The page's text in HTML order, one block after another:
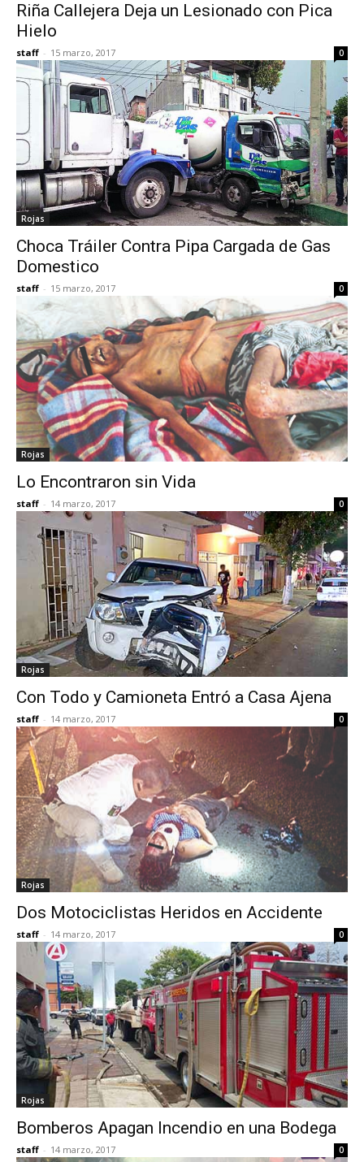
Riña Callejera Deja un Lesionado con Pica
Hielo
staff - 15 marzo, 2017 0
Rojas
Choca Tráiler Contra Pipa Cargada de Gas
Domestico
staff - 15 marzo, 2017 0
Rojas
Lo Encontraron sin Vida
staff - 14 marzo, 2017 0
Rojas
Con Todo y Camioneta Entró a Casa Ajena
staff - 14 marzo, 2017 0
Rojas
Dos Motociclistas Heridos en Accidente
staff - 14 marzo, 2017 0
Rojas
Bomberos Apagan Incendio en una Bodega
staff - 14 marzo, 2017 0